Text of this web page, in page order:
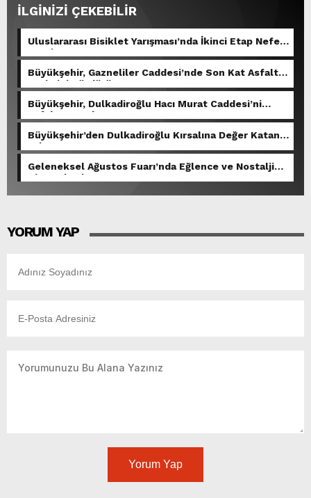
İLGİNİZİ ÇEKEBİLİR
Uluslararası Bisiklet Yarışması’nda İkinci Etap Nefes
Kesti.
Büyükşehir, Gazneliler Caddesi’nde Son Kat Asfalt
Serimini Sürdürüyor.
Büyükşehir, Dulkadiroğlu Hacı Murat Caddesi’ni
Asfalta Hazırlıyor.
Büyükşehir’den Dulkadiroğlu Kırsalına Değer Katan
Yol Yatırımı.
Geleneksel Ağustos Fuarı’nda Eğlence ve Nostalji
Bir Aradaydı.
YORUM YAP
Yorum Yap